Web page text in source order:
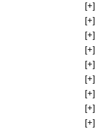
[+]
[+]
[+]
[+]
[+]
[+]
[+]
[+]
[+]